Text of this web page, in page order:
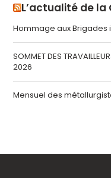
L’actualité de la
Hommage aux Brigades
SOMMET DES
2026
Mensuel des